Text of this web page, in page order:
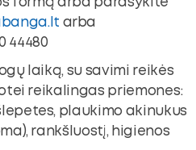
formą arba parašykite
arba
44480
laiką, su savimi reikės
reikalingas priemones:
plaukimo akinukus
rankšluostį, higienos